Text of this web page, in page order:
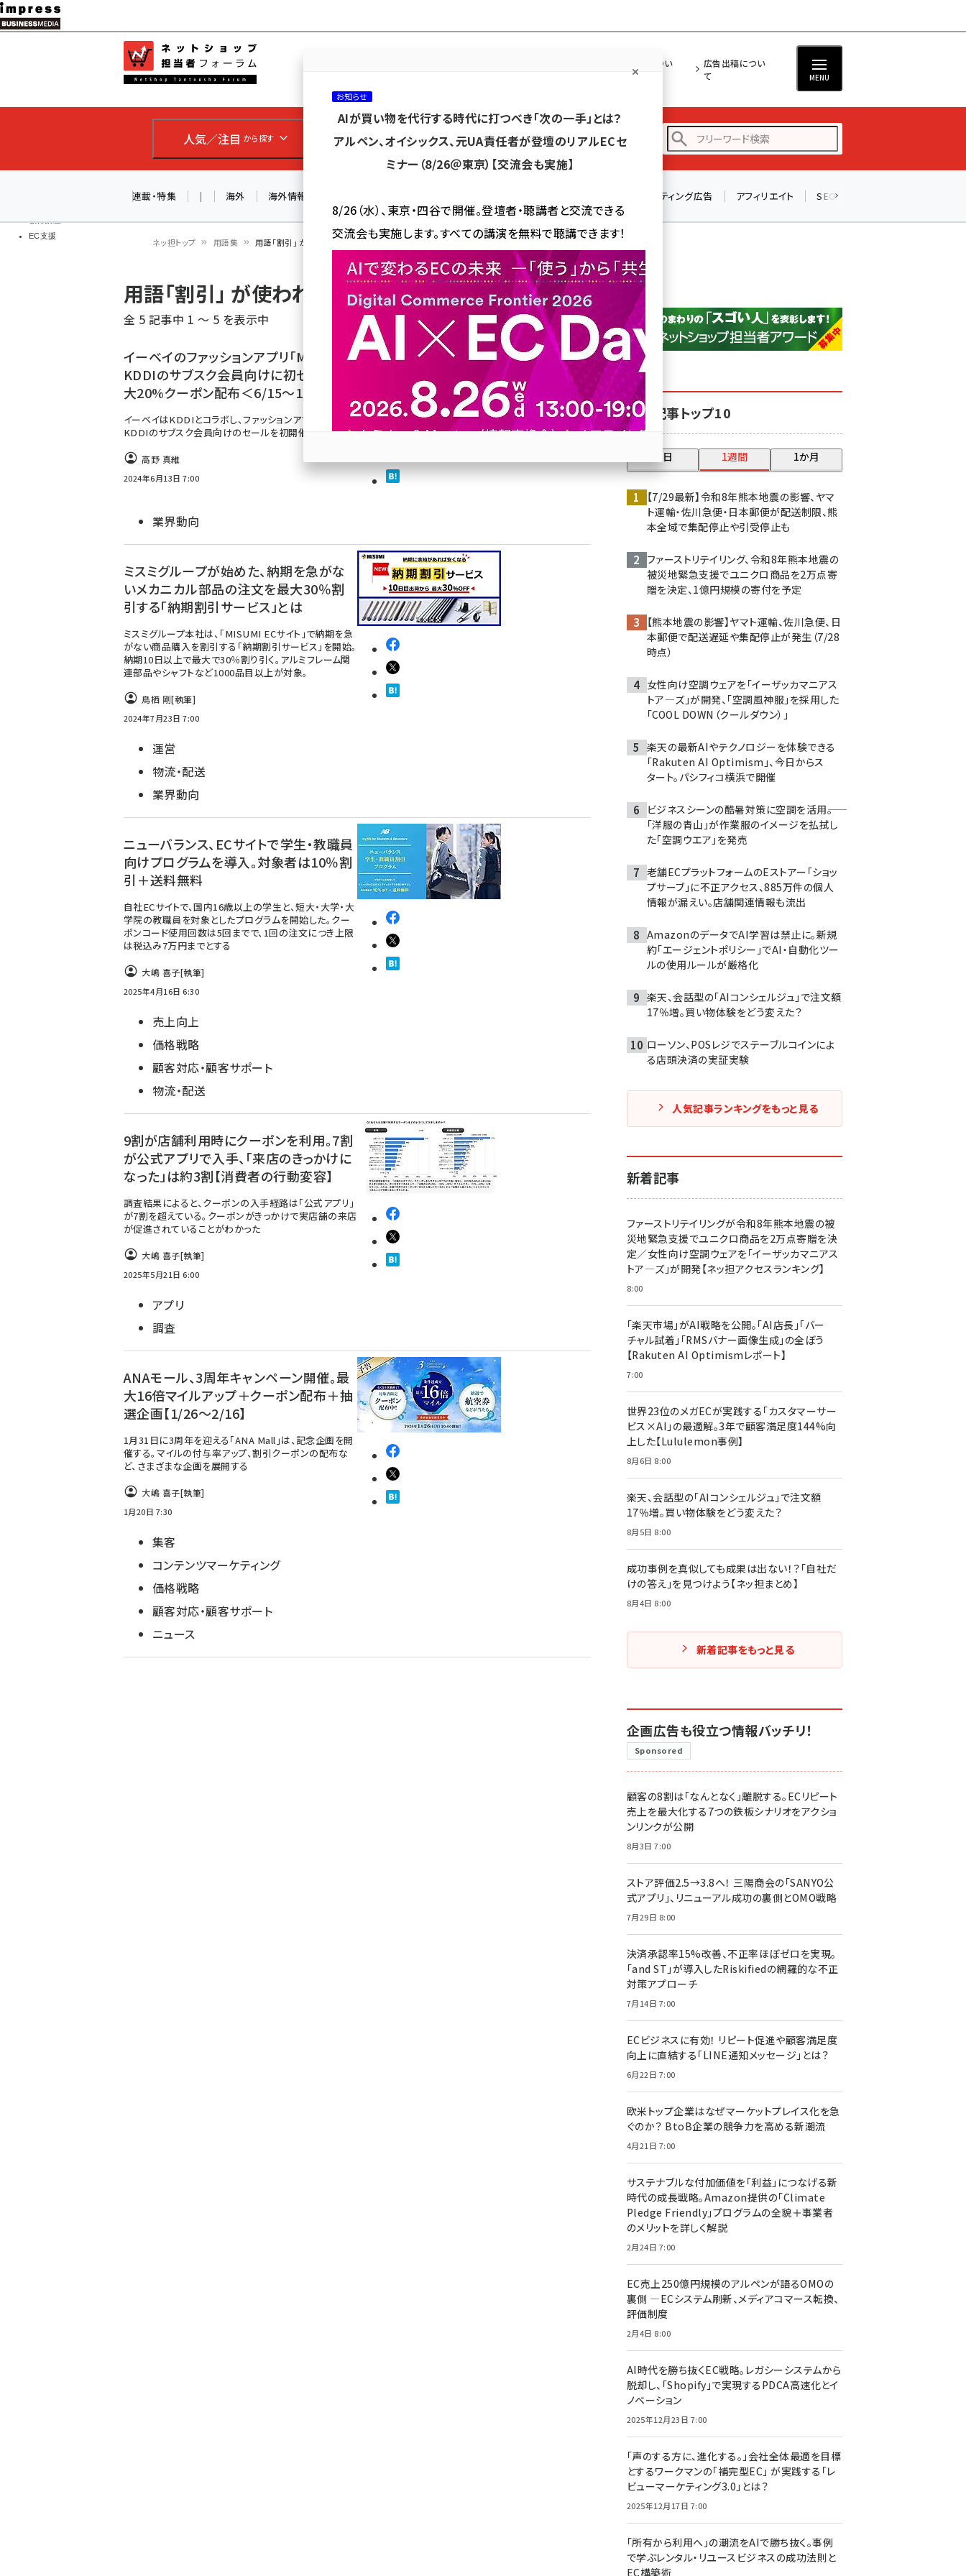
メ
イ
ン
ツ
移
教育講座
EC支援
ネッ担につい
広告出稿につい
て
MENU
人気／注目 から探す カテゴリ／種別 から探す セミナー／イベント から探す
アスクル (1119)
base (1074)
連載・特集 | 海外 海外情報 リスティング広告 アフィリエイト SEO
ン
く
ず
ネッ担トップ 用語集 用語「割引」 が使われている記事の一覧
用語「割引」 が使われている記事の一覧
全 5 記事中 1 ～ 5 を表示中
イーベイのファッションアプリ「MOVE」、
KDDIのサブスク会員向けに初セール。最
大20%クーポン配布＜6/15～17日＞
イーベイはKDDIとコラボし、ファッションアプリ内で
KDDIのサブスク会員向けのセールを初開催する
高野 真維
2024年6月13日 7:00
業界動向
ミスミグループが始めた、納期を急がな
いメカニカル部品の注文を最大30％割
引する「納期割引サービス」とは
ミスミグループ本社は、「MISUMI ECサイト」で納期を急
がない商品購入を割引する「納期割引サービス」を開始。
納期10日以上で最大で30％割り引く。アルミフレーム関
連部品やシャフトなど1000品目以上が対象。
鳥栖 剛[執筆]
2024年7月23日 7:00
運営
物流・配送
業界動向
ニューバランス、ECサイトで学生・教職員
向けプログラムを導入。対象者は10％割
引＋送料無料
自社ECサイトで、国内16歳以上の学生と、短大・大学・大
学院の教職員を対象としたプログラムを開始した。クー
ポンコード使用回数は5回までで、1回の注文につき上限
は税込み7万円までとする
大嶋 喜子[執筆]
2025年4月16日 6:30
売上向上
価格戦略
顧客対応・顧客サポート
物流・配送
9割が店舗利用時にクーポンを利用。7割
が公式アプリで入手、「来店のきっかけに
なった」は約3割【消費者の行動変容】
調査結果によると、クーポンの入手経路は「公式アプリ」
が7割を超えている。クーポンがきっかけで実店舗の来店
が促進されていることがわかった
大嶋 喜子[執筆]
2025年5月21日 6:00
アプリ
調査
ANAモール、3周年キャンペーン開催。最
大16倍マイルアップ＋クーポン配布＋抽
選企画【1/26～2/16】
1月31日に3周年を迎える「ANA Mall」は、記念企画を開
催する。マイルの付与率アップ、割引クーポンの配布な
ど、さまざまな企画を展開する
大嶋 喜子[執筆]
1月20日 7:30
集客
コンテンツマーケティング
価格戦略
顧客対応・顧客サポート
ニュース
人気記事トップ10
昨日 1週間 1か月
【7/29最新】令和8年熊本地震の影響、ヤマ
ト運輸・佐川急便・日本郵便が配送制限、熊
本全域で集配停止や引受停止も
ファーストリテイリング、令和8年熊本地震の
被災地緊急支援でユニクロ商品を2万点寄
贈を決定、1億円規模の寄付を予定
【熊本地震の影響】ヤマト運輸、佐川急便、日
本郵便で配送遅延や集配停止が発生（7/28
時点）
女性向け空調ウェアを「イーザッカマニアス
トア―ズ」が開発、「空調風神服」を採用した
「COOL DOWN（クールダウン）」
楽天の最新AIやテクノロジーを体験できる
「Rakuten AI Optimism」、今日からス
タート。パシフィコ横浜で開催
ビジネスシーンの酷暑対策に空調を活用――。
「洋服の青山」が作業服のイメージを払拭し
た「空調ウエア」を発売
老舗ECプラットフォームのEストアー「ショッ
プサーブ」に不正アクセス、885万件の個人
情報が漏えい。店舗関連情報も流出
AmazonのデータでAI学習は禁止に。新規
約「エージェントポリシー」でAI・自動化ツー
ルの使用ルールが厳格化
楽天、会話型の「AIコンシェルジュ」で注文額
17％増。買い物体験をどう変えた？
ローソン、POSレジでステーブルコインによ
る店頭決済の実証実験
人気記事ランキングをもっと見る
新着記事
ファーストリテイリングが令和8年熊本地震の被
災地緊急支援でユニクロ商品を2万点寄贈を決
定／女性向け空調ウェアを「イーザッカマニアス
トア―ズ」が開発【ネッ担アクセスランキング】
8:00
「楽天市場」がAI戦略を公開。「AI店長」「バー
チャル試着」「RMSバナー画像生成」の全ぼう
【Rakuten AI Optimismレポート】
7:00
世界23位のメガECが実践する「カスタマーサー
ビス×AI」の最適解。3年で顧客満足度144%向
上した【Lululemon事例】
8月6日 8:00
楽天、会話型の「AIコンシェルジュ」で注文額
17％増。買い物体験をどう変えた？
8月5日 8:00
成功事例を真似しても成果は出ない！？「自社だ
けの答え」を見つけよう【ネッ担まとめ】
8月4日 8:00
新着記事をもっと見る
企画広告も役立つ情報バッチリ！
Sponsored
顧客の8割は「なんとなく」離脱する。ECリピート
売上を最大化する7つの鉄板シナリオをアクショ
ンリンクが公開
8月3日 7:00
ストア評価2.5→3.8へ！ 三陽商会の「SANYO公
式アプリ」、リニューアル成功の裏側とOMO戦略
7月29日 8:00
決済承認率15%改善、不正率ほぼゼロを実現。
「and ST」が導入したRiskifiedの網羅的な不正
対策アプローチ
7月14日 7:00
ECビジネスに有効！ リピート促進や顧客満足度
向上に直結する「LINE通知メッセージ」とは？
6月22日 7:00
欧米トップ企業はなぜマーケットプレイス化を急
ぐのか？ BtoB企業の競争力を高める新潮流
4月21日 7:00
サステナブルな付加価値を「利益」につなげる新
時代の成長戦略。Amazon提供の「Climate
Pledge Friendly」プログラムの全貌＋事業者
のメリットを詳しく解説
2月24日 7:00
EC売上250億円規模のアルペンが語るOMOの
裏側 ―ECシステム刷新、メディアコマース転換、
評価制度
2月4日 8:00
AI時代を勝ち抜くEC戦略。レガシーシステムから
脱却し、「Shopify」で実現するPDCA高速化とイ
ノベーション
2025年12月23日 7:00
「声のする方に、進化する。」会社全体最適を目標
とするワークマンの「補完型EC」 が実践する「レ
ビューマーケティング3.0」とは？
2025年12月17日 7:00
「所有から利用へ」の潮流をAIで勝ち抜く。事例
で学ぶレンタル・リユースビジネスの成功法則と
EC構築術
お知らせ
AIが買い物を代行する時代に打つべき「次の一手」とは？
アルペン、オイシックス、元UA責任者が登壇のリアルECセ
ミナー（8/26＠東京）【交流会も実施】
8/26（水）、東京・四谷で開催。登壇者・聴講者と交流できる
交流会も実施します。すべての講演を無料で聴講できます！